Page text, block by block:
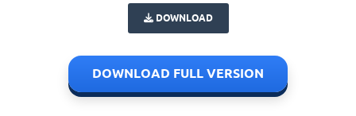
DOWNLOAD
DOWNLOAD FULL VERSION